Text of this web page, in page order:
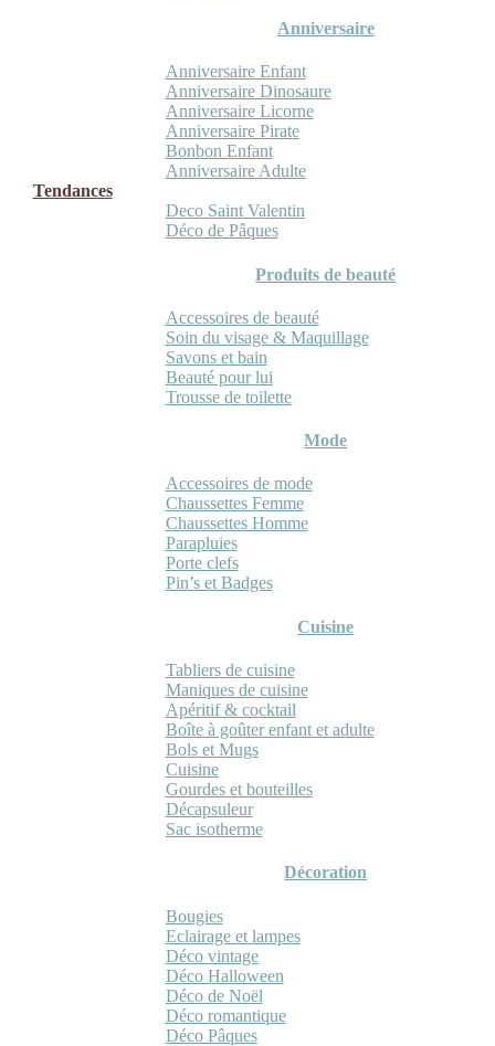
Anniversaire
Anniversaire Enfant
Anniversaire Dinosaure
Anniversaire Licorne
Anniversaire Pirate
Bonbon Enfant
Anniversaire Adulte
Tendances
Deco Saint Valentin
Déco de Pâques
Produits de beauté
Accessoires de beauté
Soin du visage & Maquillage
Savons et bain
Beauté pour lui
Trousse de toilette
Mode
Accessoires de mode
Chaussettes Femme
Chaussettes Homme
Parapluies
Porte clefs
Pin’s et Badges
Cuisine
Tabliers de cuisine
Maniques de cuisine
Apéritif & cocktail
Boîte à goûter enfant et adulte
Bols et Mugs
Cuisine
Gourdes et bouteilles
Décapsuleur
Sac isotherme
Décoration
Bougies
Eclairage et lampes
Déco vintage
Déco Halloween
Déco de Noël
Déco romantique
Déco Pâques